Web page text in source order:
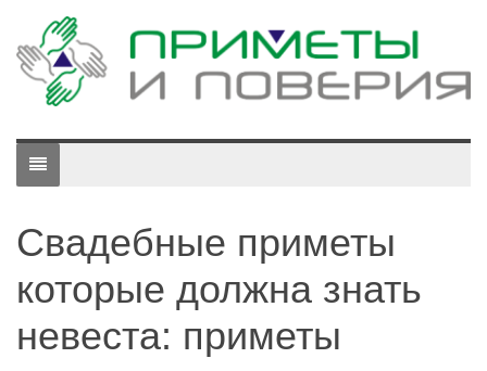
Свадебные приметы
которые должна знать
невеста: приметы